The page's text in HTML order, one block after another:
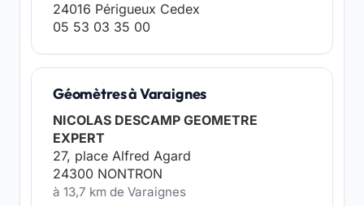
24016 Périgueux Cedex
05 53 03 35 00
Géomètres à Varaignes
NICOLAS DESCAMP GEOMETRE
EXPERT
27, place Alfred Agard
24300 NONTRON
à 13,7 km de Varaignes